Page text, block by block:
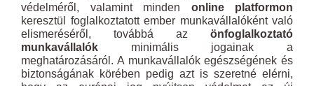
védelméről, valamint minden online platformon
keresztül foglalkoztatott ember munkavállalóként való
elismeréséről, továbbá az önfoglalkoztató
munkavállalók minimális jogainak a
meghatározásáról. A munkavállalók egészségének és
biztonságának körében pedig azt is szeretné elérni,